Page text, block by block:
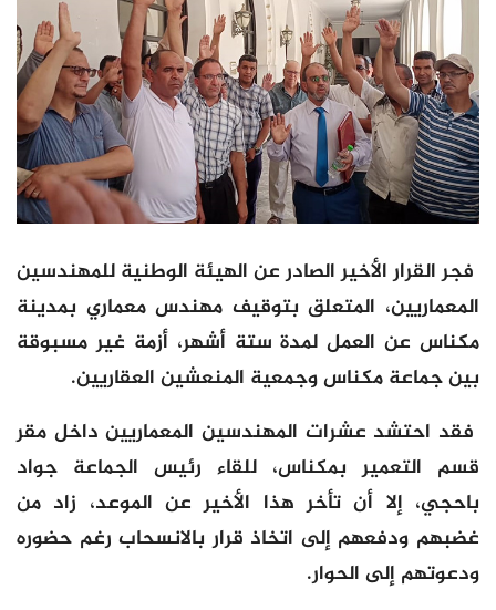
فجر القرار الأخير الصادر عن الهيئة الوطنية للمهندسين
المعماريين، المتعلق بتوقيف مهندس معماري بمدينة
مكناس عن العمل لمدة ستة أشهر، أزمة غير مسبوقة
بين جماعة مكناس وجمعية المنعشين العقاريين.
فقد احتشد عشرات المهندسين المعماريين داخل مقر
قسم التعمير بمكناس، للقاء رئيس الجماعة جواد
باحجي، إلا أن تأخر هذا الأخير عن الموعد، زاد من
غضبهم ودفعهم إلى اتخاذ قرار بالانسحاب رغم حضوره
ودعوتهم إلى الحوار.